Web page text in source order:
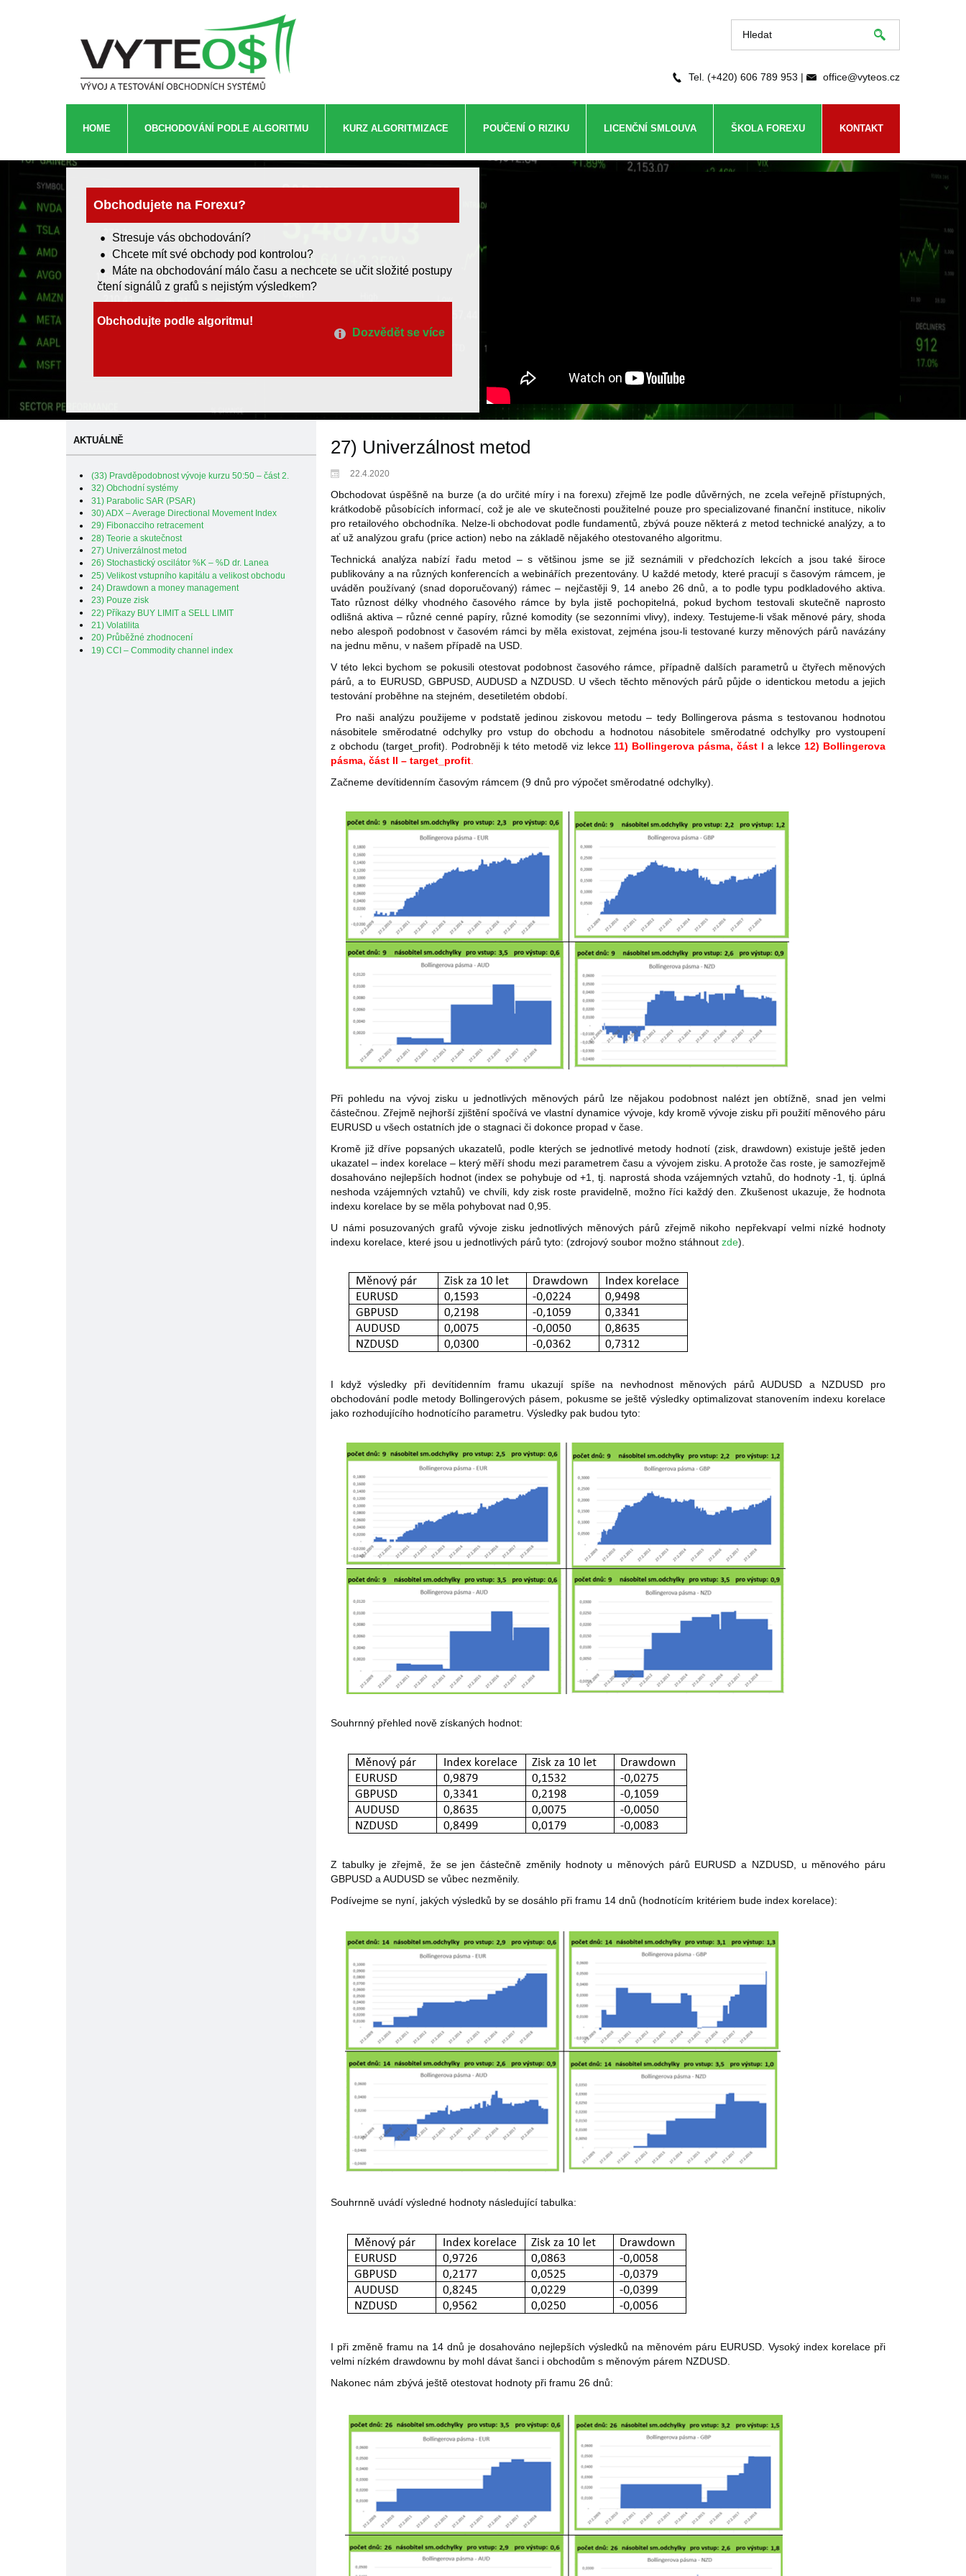
Tel. (+420) 606 789 953 | office@vyteos.cz
HOME OBCHODOVÁNÍ PODLE ALGORITMU KURZ ALGORITMIZACE POUČENÍ O RIZIKU LICENČNÍ SMLOUVA ŠKOLA FOREXU KONTAKT
Obchodujete na Forexu?
Stresuje vás obchodování?
Chcete mít své obchody pod kontrolou?
Máte na obchodování málo času a nechcete se učit složité postupy
čtení signálů z grafů s nejistým výsledkem?
Obchodujte podle algoritmu!
Dozvědět se více
AKTUÁLNĚ
(33) Pravděpodobnost vývoje kurzu 50:50 – část 2.
32) Obchodní systémy
31) Parabolic SAR (PSAR)
30) ADX – Average Directional Movement Index
29) Fibonacciho retracement
28) Teorie a skutečnost
27) Univerzálnost metod
26) Stochastický oscilátor %K – %D dr. Lanea
25) Velikost vstupního kapitálu a velikost obchodu
24) Drawdown a money management
23) Pouze zisk
22) Příkazy BUY LIMIT a SELL LIMIT
21) Volatilita
20) Průběžné zhodnocení
19) CCI – Commodity channel index
27) Univerzálnost metod
22.4.2020
Obchodovat úspěšně na burze (a do určité míry i na forexu) zřejmě lze podle důvěrných, ne zcela veřejně přístupných,
krátkodobě působících informací, což je ale ve skutečnosti použitelné pouze pro specializované finanční instituce, nikoliv
pro retailového obchodníka. Nelze-li obchodovat podle fundamentů, zbývá pouze některá z metod technické analýzy, a to
ať už analýzou grafu (price action) nebo na základě nějakého otestovaného algoritmu.
Technická analýza nabízí řadu metod – s většinou jsme se již seznámili v předchozích lekcích a jsou také široce
publikovány a na různých konferencích a webinářích prezentovány. U každé metody, které pracují s časovým rámcem, je
uváděn používaný (snad doporučovaný) rámec – nejčastěji 9, 14 anebo 26 dnů, a to podle typu podkladového aktiva.
Tato různost délky vhodného časového rámce by byla jistě pochopitelná, pokud bychom testovali skutečně naprosto
odlišná aktiva – různé cenné papíry, různé komodity (se sezonními vlivy), indexy. Testujeme-li však měnové páry, shoda
nebo alespoň podobnost v časovém rámci by měla existovat, zejména jsou-li testované kurzy měnových párů navázány
na jednu měnu, v našem případě na USD.
V této lekci bychom se pokusili otestovat podobnost časového rámce, případně dalších parametrů u čtyřech měnových
párů, a to EURUSD, GBPUSD, AUDUSD a NZDUSD. U všech těchto měnových párů půjde o identickou metodu a jejich
testování proběhne na stejném, desetiletém období.
Pro naši analýzu použijeme v podstatě jedinou ziskovou metodu – tedy Bollingerova pásma s testovanou hodnotou
násobitele směrodatné odchylky pro vstup do obchodu a hodnotou násobitele směrodatné odchylky pro vystoupení
z obchodu (target_profit). Podrobněji k této metodě viz lekce11) Bollingerova pásma, část I a lekce12) Bollingerova
pásma, část II – target_profit.
Začneme devítidenním časovým rámcem (9 dnů pro výpočet směrodatné odchylky).
Při pohledu na vývoj zisku u jednotlivých měnových párů lze nějakou podobnost nalézt jen obtížně, snad jen velmi
částečnou. Zřejmě nejhorší zjištění spočívá ve vlastní dynamice vývoje, kdy kromě vývoje zisku při použití měnového páru
EURUSD u všech ostatních jde o stagnaci či dokonce propad v čase.
Kromě již dříve popsaných ukazatelů, podle kterých se jednotlivé metody hodnotí (zisk, drawdown) existuje ještě jeden
ukazatel – index korelace – který měří shodu mezi parametrem času a vývojem zisku. A protože čas roste, je samozřejmě
dosahováno nejlepších hodnot (index se pohybuje od +1, tj. naprostá shoda vzájemných vztahů, do hodnoty -1, tj. úplná
neshoda vzájemných vztahů) ve chvíli, kdy zisk roste pravidelně, možno říci každý den. Zkušenost ukazuje, že hodnota
indexu korelace by se měla pohybovat nad 0,95.
U námi posuzovaných grafů vývoje zisku jednotlivých měnových párů zřejmě nikoho nepřekvapí velmi nízké hodnoty
indexu korelace, které jsou u jednotlivých párů tyto: (zdrojový soubor možno stáhnout zde).
I když výsledky při devítidenním framu ukazují spíše na nevhodnost měnových párů AUDUSD a NZDUSD pro
obchodování podle metody Bollingerových pásem, pokusme se ještě výsledky optimalizovat stanovením indexu korelace
jako rozhodujícího hodnotícího parametru. Výsledky pak budou tyto:
Souhrnný přehled nově získaných hodnot:
Z tabulky je zřejmě, že se jen částečně změnily hodnoty u měnových párů EURUSD a NZDUSD, u měnového páru
GBPUSD a AUDUSD se vůbec nezměnily.
Podívejme se nyní, jakých výsledků by se dosáhlo při framu 14 dnů (hodnotícím kritériem bude index korelace):
Souhrnně uvádí výsledné hodnoty následující tabulka:
I při změně framu na 14 dnů je dosahováno nejlepších výsledků na měnovém páru EURUSD. Vysoký index korelace při
velmi nízkém drawdownu by mohl dávat šanci i obchodům s měnovým párem NZDUSD.
Nakonec nám zbývá ještě otestovat hodnoty při framu 26 dnů: